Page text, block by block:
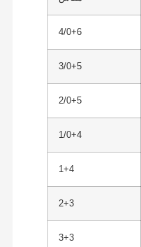
4/0+6
3/0+5
2/0+5
1/0+4
1+4
2+3
3+3